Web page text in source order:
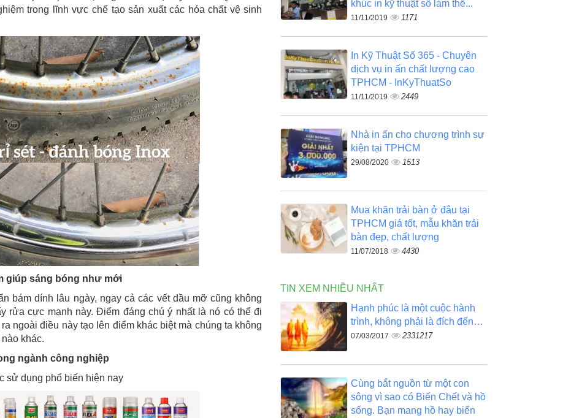
trong lĩnh vực chế tạo sản xuất các hóa chất vệ sinh
giúp sáng bóng như mới
bám dính lâu ngày, ngay cả các vết dầu mỡ cũng không
rửa cực mạnh này. Điểm đáng chú ý nhất là nó có thể đi
ngoài điều này tạo lên điểm khác biệt mà chúng ta không
khác.
ngành công nghiệp
sử dụng phổ biến hiện nay
khúc in kỹ thuật số làm thế...
11/11/2019 1171
In Kỹ Thuật Số 365 - Chuyên
dịch vụ in ấn chất lượng cao
TPHCM - InKyThuatSo
11/11/2019 2449
Nhà in ấn cho chương trình sự
kiện tại TPHCM
29/08/2020 1513
Mua khăn trải bàn ở đâu tại
TPHCM giá tốt, mẫu khăn trải
bàn đẹp, chất lượng
11/07/2018 4430
TIN XEM NHIỀU NHẤT
Hạnh phúc là một cuộc hành
trình, không phải là đích đến…
07/03/2017 2331217
Cùng bắt nguồn từ một con
sông vì sao có Biển Chết và hồ
sống. Bạn mang hồ hay biển